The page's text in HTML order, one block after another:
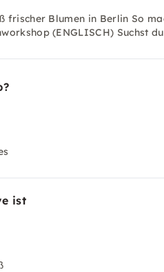
frischer Blumen in Berlin So
(ENGLISCH) Suchst
ist